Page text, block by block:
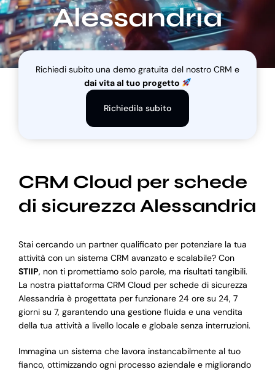
Blog
Alessandria
Richiedi subito una demo gratuita del nostro CRM e
dai vita al tuo progetto
Richiedila subito
CRM Cloud per schede
di sicurezza Alessandria
Stai cercando un partner qualificato per potenziare la tua
attività con un sistema CRM avanzato e scalabile? Con
STIIP, non ti promettiamo solo parole, ma risultati tangibili.
La nostra piattaforma CRM Cloud per schede di sicurezza
Alessandria è progettata per funzionare 24 ore su 24, 7
giorni su 7, garantendo una gestione fluida e una vendita
della tua attività a livello locale e globale senza interruzioni.
Immagina un sistema che lavora instancabilmente al tuo
fianco, ottimizzando ogni processo aziendale e migliorando